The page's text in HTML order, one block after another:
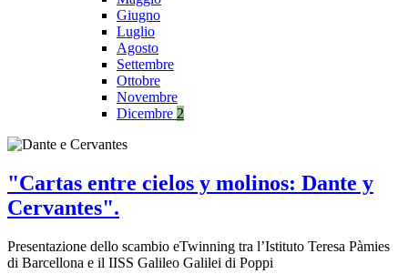
Giugno
Luglio
Agosto
Settembre
Ottobre
Novembre
Dicembre 2
"Cartas entre cielos y molinos: Dante y
Cervantes".
Presentazione dello scambio eTwinning tra l’Istituto Teresa Pàmies
di Barcellona e il IISS Galileo Galilei di Poppi